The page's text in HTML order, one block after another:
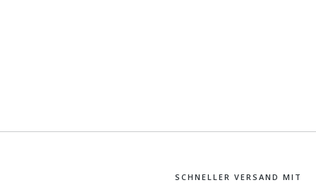
SCHNELLER VERSAND MIT